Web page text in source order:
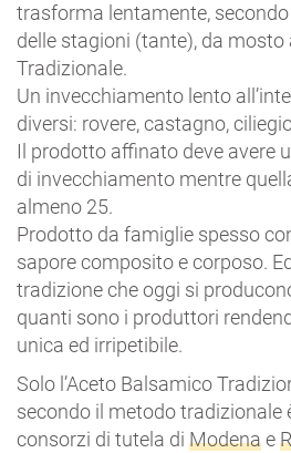
trasforma lentamente,
delle stagioni (tante), da mosto
Tradizionale.
Un invecchiamento lento
diversi: rovere, castagno,
Il prodotto affinato deve avere
di invecchiamento mentre
almeno 25.
Prodotto da famiglie spesso
sapore composito e corposo.
tradizione che oggi si
quanti sono i produttori
unica ed irripetibile.
Solo l’Aceto Balsamico
secondo il metodo tradizionale
consorzi di tutela di Modenae